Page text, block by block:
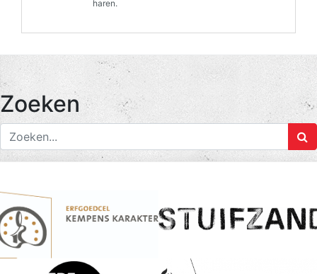
haren.
Zoeken